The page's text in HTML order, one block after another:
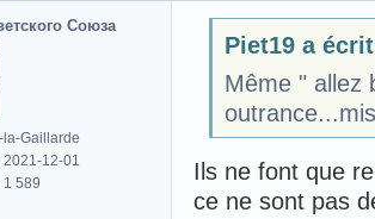
Союза
la-Gaillarde
2021-12-01
1 589
Piet19 a
Même " allez
Ils ne font que
ce ne sont pas